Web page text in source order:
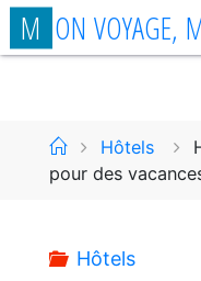
Aller
auM ON VOYAGE,
AccueilHôtels
pour des
Hôtels